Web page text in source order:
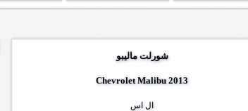
شورلت مالیبو
Chevrolet Malibu 2013
ال اس